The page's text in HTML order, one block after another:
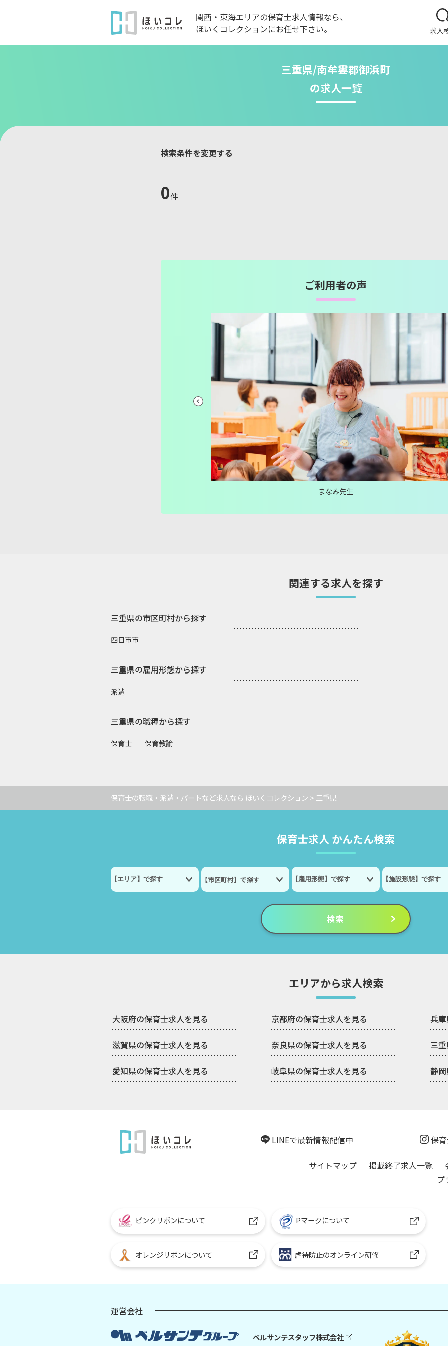
関西・東海エリアの保育士求人情報なら、
ほいくコレクションにお任せ下さい。
求人
三重県/南牟婁郡御浜町
の求人一覧
検索条件を変更する
0件
ご利用者の声
まなみ先生
関連する求人を探す
三重県の市区町村から探す
四日市市
三重県の雇用形態から探す
派遣
三重県の職種から探す
保育士 保育教諭
保育士の転職・派遣・パートなど求人なら ほいくコレクション > 三重県
保育士求人 かんたん検索
【市区町村】で探す
エリアから求人検索
大阪府の保育士求人を見る 京都府の保育士求人を見る 兵
滋賀県の保育士求人を見る 奈良県の保育士求人を見る 三
愛知県の保育士求人を見る 岐阜県の保育士求人を見る 静
LINEで最新情報配信中 保
サイトマップ 掲載終了求人一覧
プ
ピンクリボンについて Pマークについて
オレンジリボンについて 虐待防止のオンライン研修
運営会社
ベルサンテスタッフ株式会社